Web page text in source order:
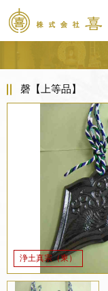
磬【上等品】
浄土真宗（東）